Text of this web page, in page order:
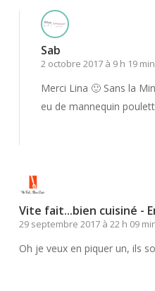
Sab
2 octobre 2017 à 9 h 19 min
Merci Lina 🙂 Sans la
eu de mannequin
Vite fait...bien cuisiné -
29 septembre 2017 à 22 h 09
Oh je veux en piquer un, ils